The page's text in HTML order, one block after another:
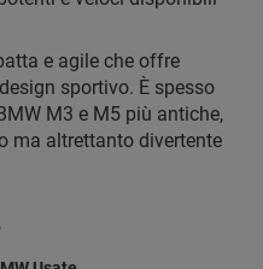
e agile che offre
sportivo. È spesso
M3 e M5 più antiche,
ma altrettanto divertente